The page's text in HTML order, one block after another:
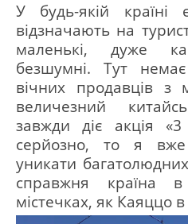
У будь-якій країні
відзначають на
маленькі, дуже
безшумні.
Тут немає
вічних продавців з
величезний
завжди діє акція
серйозно, то я
уникати
справжня країна
містечках, як Каяццо в